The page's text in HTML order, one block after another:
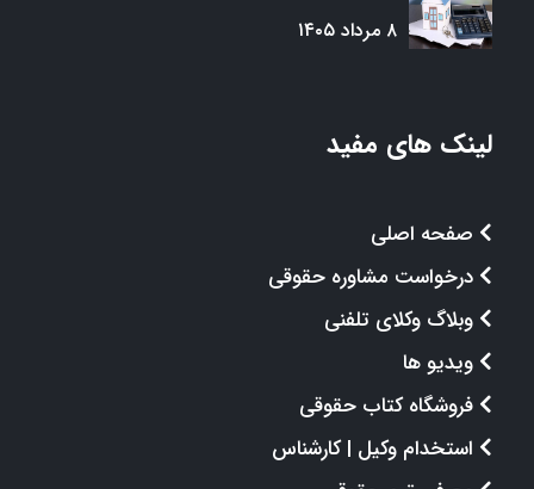
۸ مرداد ۱۴۰۵
لینک های مفید
صفحه اصلی
درخواست مشاوره حقوقی
وبلاگ وکلای تلفنی
ویدیو ها
فروشگاه کتاب حقوقی
استخدام وکیل | کارشناس